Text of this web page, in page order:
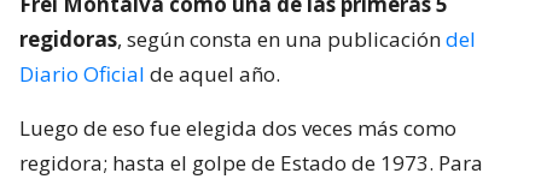
regidoras, según consta en una publicacióndel
Diario Oficial de aquel año.
Luego de eso fue elegida dos veces más como
regidora; hasta el golpe de Estado de 1973. Para